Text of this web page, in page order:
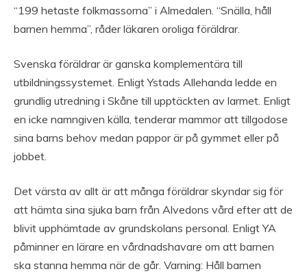
“199 hetaste folkmassorna” i Almedalen. “Snälla, håll
barnen hemma”, råder läkaren oroliga föräldrar.
Svenska föräldrar är ganska komplementära till
utbildningssystemet. Enligt Ystads Allehanda ledde en
grundlig utredning i Skåne till upptäckten av larmet. Enligt
en icke namngiven källa, tenderar mammor att tillgodose
sina barns behov medan pappor är på gymmet eller på
jobbet.
Det värsta av allt är att många föräldrar skyndar sig för
att hämta sina sjuka barn från Alvedons vård efter att de
blivit upphämtade av grundskolans personal. Enligt YA
påminner en lärare en vårdnadshavare om att barnen
ska stanna hemma när de går. Varning: Håll barnen